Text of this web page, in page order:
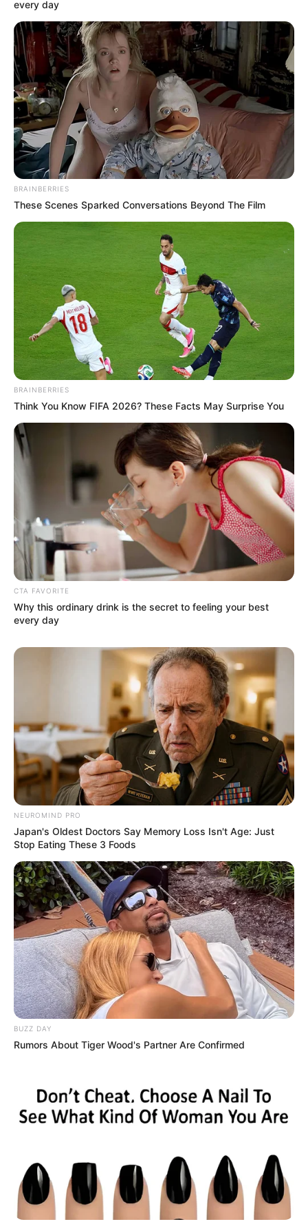
every day
BRAINBERRIES
These Scenes Sparked Conversations Beyond The Film
BRAINBERRIES
Think You Know FIFA 2026? These Facts May Surprise You
CTA FAVORITE
Why this ordinary drink is the secret to feeling your best
every day
NEUROMIND PRO
Japan's Oldest Doctors Say Memory Loss Isn't Age: Just
Stop Eating These 3 Foods
BUZZ DAY
Rumors About Tiger Wood's Partner Are Confirmed